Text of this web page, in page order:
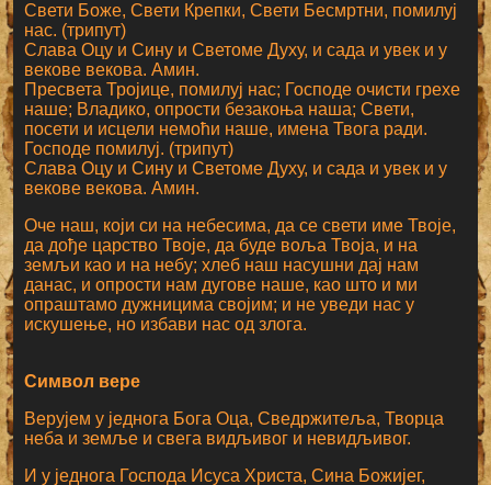
Свети Боже, Свети Крепки, Свети Бесмртни, помилуј
нас. (трипут)
Слава Оцу и Сину и Светоме Духу, и сада и увек и у
векове векова. Амин.
Пресвета Тројице, помилуј нас; Господе очисти грехе
наше; Владико, опрости безакоња наша; Свети,
посети и исцели немоћи наше, имена Твога ради.
Господе помилуј. (трипут)
Слава Оцу и Сину и Светоме Духу, и сада и увек и у
векове векова. Амин.
Оче наш, који си на небесима, да се свети име Твоје,
да дође царство Твоје, да буде воља Твоја, и на
земљи као и на небу; хлеб наш насушни дај нам
данас, и опрости нам дугове наше, као што и ми
опраштамо дужницима својим; и не уведи нас у
искушење, но избави нас од злога.
Символ вере
Верујем у једнога Бога Оца, Сведржитеља, Творца
неба и земље и свега видљивог и невидљивог.
И у једнога Господа Исуса Христа, Сина Божијег,